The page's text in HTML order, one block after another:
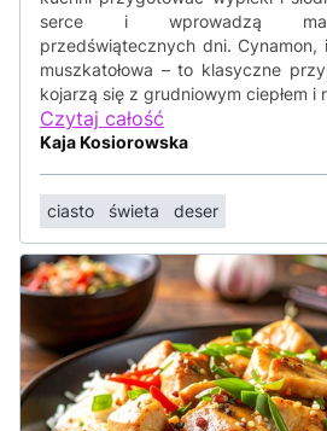
serce i wprowadzą
przedświątecznych dni. Cynamon,
muszkatołowa – to klasyczne
kojarzą się z grudniowym ciepłem i
Czytaj całość
Kaja Kosiorowska
ciasto świeta deser